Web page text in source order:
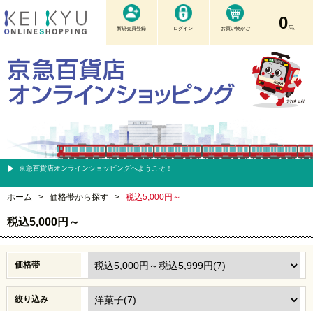
新規会員登録 ログイン お買い物かご 0点
京急百貨店オンラインショッピングへようこそ！
ホーム > 価格帯から探す > 税込5,000円～
税込5,000円～
価格帯
絞り込み